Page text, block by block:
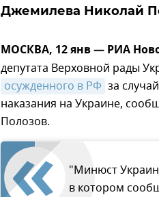
Джемилева Николай
МОСКВА, 12 янв — РИА
депутата Верховной рады
осужденного в РФ за
наказания на Украине,
Полозов.
"Минюст
в котором